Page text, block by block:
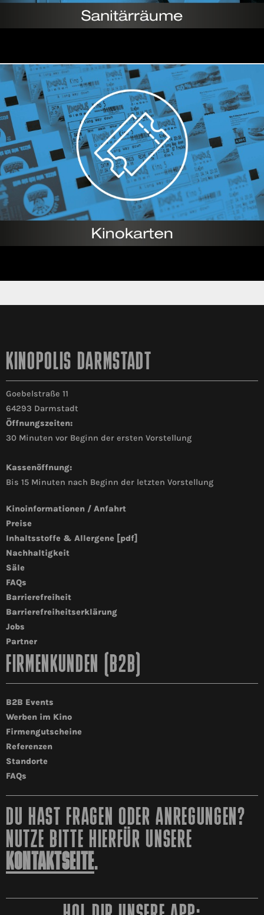
KINOPOLIS DARMSTADT
Goebelstraße 11
64293 Darmstadt
Öffnungszeiten:
30 Minuten vor Beginn der ersten Vorstellung
Kassenöffnung:
Bis 15 Minuten nach Beginn der letzten Vorstellung
Kinoinformationen / Anfahrt
Preise
Inhaltsstoffe & Allergene [pdf]
Nachhaltigkeit
Säle
FAQs
Barrierefreiheit
Barrierefreiheitserklärung
Jobs
Partner
FIRMENKUNDEN (B2B)
B2B Events
Werben im Kino
Firmengutscheine
Referenzen
Standorte
FAQs
DU HAST FRAGEN ODER ANREGUNGEN?
NUTZE BITTE HIERFÜR UNSERE
KONTAKTSEITE.